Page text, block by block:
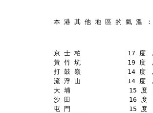
本 港 其 他 地 區 的 氣 溫 ：
京 士 柏            17 度 ，
黃 竹 坑            19 度 ，
打 鼓 嶺            14 度 ，
流 浮 山            14 度 ，
大 埔               15 度
沙 田               16 度
屯 門               15 度